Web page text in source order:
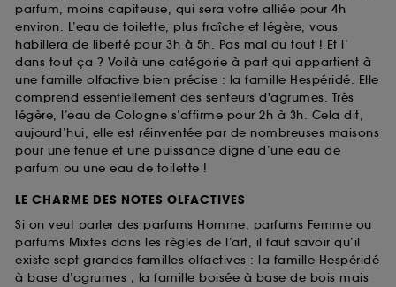
parfum, moins capiteuse, qui sera votre alliée pour 4h
environ. L’eau de toilette, plus fraîche et légère, vous
habillera de liberté pour 3h à 5h. Pas mal du tout ! Et l’
dans tout ça ? Voilà une catégorie à part qui appartient à
une famille olfactive bien précise : la famille Hespéridé. Elle
comprend essentiellement des senteurs d'agrumes. Très
légère, l’eau de Cologne s’affirme pour 2h à 3h. Cela dit,
aujourd’hui, elle est réinventée par de nombreuses maisons
pour une tenue et une puissance digne d’une eau de
parfum ou une eau de toilette !
LE CHARME DES NOTES OLFACTIVES
Si on veut parler des parfums Homme, parfums Femme ou
parfums Mixtes dans les règles de l’art, il faut savoir qu’il
existe sept grandes familles olfactives : la famille Hespéridé
à base d’agrumes ; la famille boisée à base de bois mais